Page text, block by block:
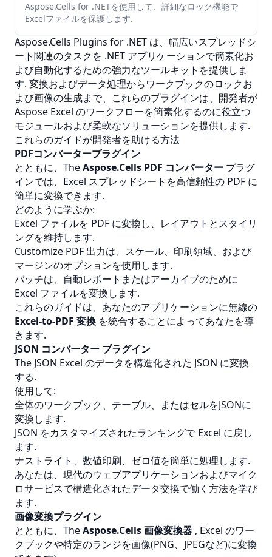
Aspose.Cells for .NETを使用して、詳細なロック機能で
Excelファイルを保護します.
Aspose.Cells Plugins for .NET は、幅広いスプレッドシ
ート関連のタスクを .NET アプリケーションで簡素化お
よび自動化するための強力なツールキットを提供しま
す. 変換およびデータ処理からワークブックのロックお
よび画像の生成まで、これらのプラグインは、開発者が
Aspose Excel のワークフローを簡素化するのに役立つ
モジュールおよび柔軟なソリューションを提供します.
これらのガイドが開発者を助ける方法
PDFコンバータープラグイン
とともに、TheAspose.Cells PDF コンバーター プラグ
インでは、Excel スプレッドシートを高信頼性の PDF に
簡単に変換できます.
どのように学ぶか:
Excel ファイルを PDF に変換し、レイアウトとスタイリ
ングを維持します.
Customize PDF 出力は、スケール、印刷領域、および
マージンのオプションを使用します.
バッチは、自動レポートまたはアーカイブのために
Excel ファイルを変換します.
これらのガイドは、あなたのアプリケーションに無線の
Excel-to-PDF 変換 を統合することによってあなたを導
きます.
JSON コンバーター プラグイン
The JSON Excel のデータを構造化された JSON に変換
する.
使用して:
全体のワークブック、テーブル、またはセルをJSONに
変換します.
JSON をカスタマイズされたランキングで Excel に戻し
ます.
ナストライト、数値印刷、ゼロ値を簡単に処理します.
あなたは、現代のウェブアプリケーションおよびマイク
ロサービスで構造化されたデータ交換で働く方法を学び
ます.
画像変換プラグイン
とともに、TheAspose.Cells 画像変換器 , Excel のワー
クブックや特定のランジを画像(PNG、JPEGなど)に変換